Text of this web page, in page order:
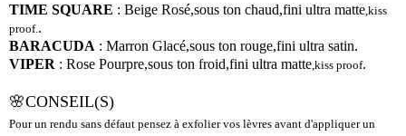
TIME SQUARE : Beige Rosé,sous ton chaud,fini ultra matte ,kiss
proof. .
BARACUDA : Marron Glacé,sous ton rouge,fini ultra satin.
VIPER : Rose Pourpre,sous ton froid,fini ultra matte ,kiss proof.
🌸CONSEIL(S)
Pour un rendu sans défaut pensez à exfolier vos lèvres avant d'appliquer un